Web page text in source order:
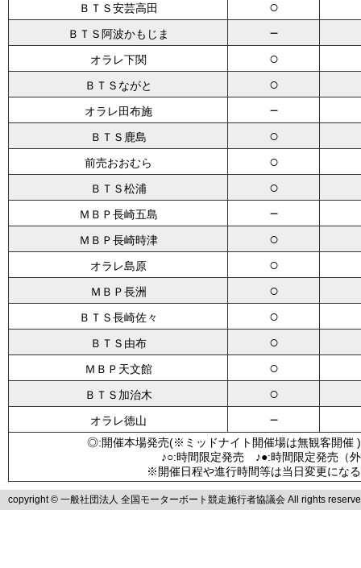
ＢＴＳ安芸高田 ○
ＢＴＳ阿波かもじま －
オラレ下関 ○
ＢＴＳながと ○
オラレ田布施 －
ＢＴＳ鹿島 ○
前売おおむら ○
ＢＴＳ松浦 ○
ＭＢＰ長崎五島 －
ＭＢＰ長崎時津 ○
オラレ島原 ○
ＭＢＰ長洲 ○
ＢＴＳ長崎佐々 ○
ＢＴＳ由布 ○
ＭＢＰ天文館 ○
ＢＴＳ加治木 ○
オラレ徳山 －
◎:開催本場発売(※ミッドナイト開催場は無観客
♪○:時間限定発売 ♪●:時間限定発売
※開催日程や進行時間等は当日変更にな
copyright © 一般社団法人 全国モーターボート競走施行者協議会 All rights